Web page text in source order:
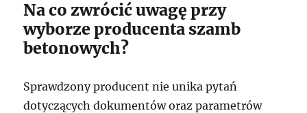
Na co zwrócić uwagę przy
wyborze producenta szamb
betonowych?
Sprawdzony producent nie unika pytań
dotyczących dokumentów oraz parametrów